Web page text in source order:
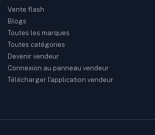
Vente flash
Blogs
Toutes les marques
Toutes catégories
Devenir vendeur
Connexion au panneau vendeur
Télécharger l'application vendeur